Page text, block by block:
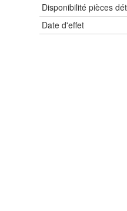
Disponibilité pièces
Date d'effet